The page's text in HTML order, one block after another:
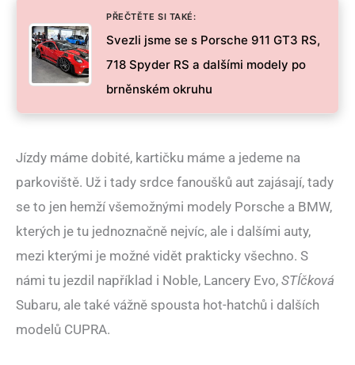
PŘEČTĚTE SI TAKÉ:
Svezli jsme se s Porsche 911 GT3 RS,
718 Spyder RS a dalšími modely po
brněnském okruhu
Jízdy máme dobité, kartičku máme a jedeme na
parkoviště. Už i tady srdce fanoušků aut zajásají, tady
se to jen hemží všemožnými modely Porsche a BMW,
kterých je tu jednoznačně nejvíc, ale i dalšími auty,
mezi kterými je možné vidět prakticky všechno. S
námi tu jezdil například i Noble, Lancery Evo, STÍčková
Subaru, ale také vážně spousta hot-hatchů i dalších
modelů CUPRA.